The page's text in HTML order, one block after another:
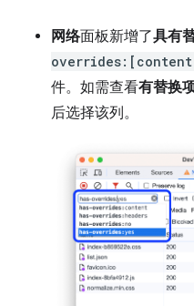
网络面板新增了具有
件。如需查看有替换
后选择该列。